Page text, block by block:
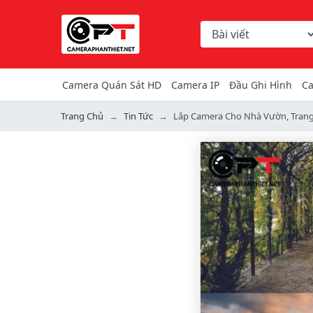
Chọn danh mục tìm
Từ khóa hoặc mã hàng
Camera Quán Sát HD Camera IP Đầu Ghi Hình
Trang Chủ Tin Tức Lắp Camera Cho Nhà Vườn,